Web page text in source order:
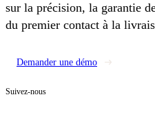
sur la précision, la garantie
du premier contact à la
Demander une démo
Suivez-nous